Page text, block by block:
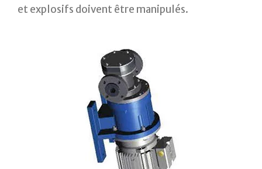
et explosifs doivent être manipulés.